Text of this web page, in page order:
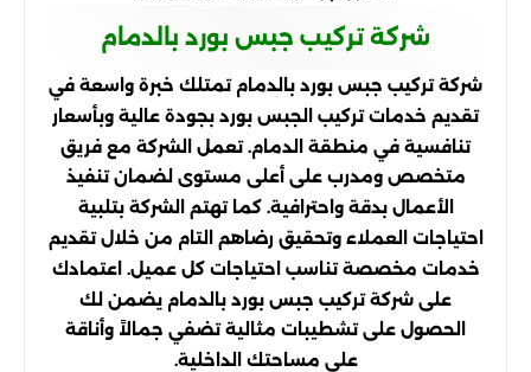
شركة تركيب جبس بورد بالدمام
شركة تركيب جبس بورد بالدمام تمتلك خبرة واسعة في
تقديم خدمات تركيب الجبس بورد بجودة عالية وبأسعار
تنافسية في منطقة الدمام. تعمل الشركة مع فريق
متخصص ومدرب على أعلى مستوى لضمان تنفيذ
الأعمال بدقة واحترافية. كما تهتم الشركة بتلبية
احتياجات العملاء وتحقيق رضاهم التام من خلال تقديم
خدمات مخصصة تناسب احتياجات كل عميل. اعتمادك
على شركة تركيب جبس بورد بالدمام يضمن لك
الحصول على تشطيبات مثالية تضفي جمالاً وأناقة
على مساحتك الداخلية.